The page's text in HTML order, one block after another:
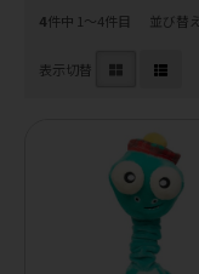
4件中 1〜4件目 並び替え
表示切替